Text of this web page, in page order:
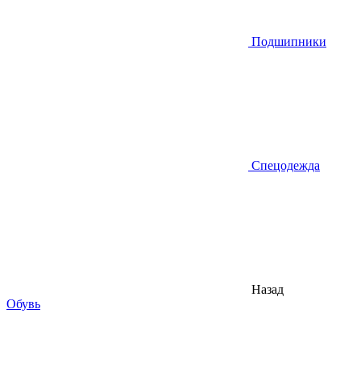
Подшипники
Спецодежда
Назад
Обувь